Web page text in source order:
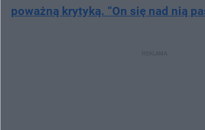
Post udostępniony przez Hotel Paradise
poważną krytyką. “On się nad nią